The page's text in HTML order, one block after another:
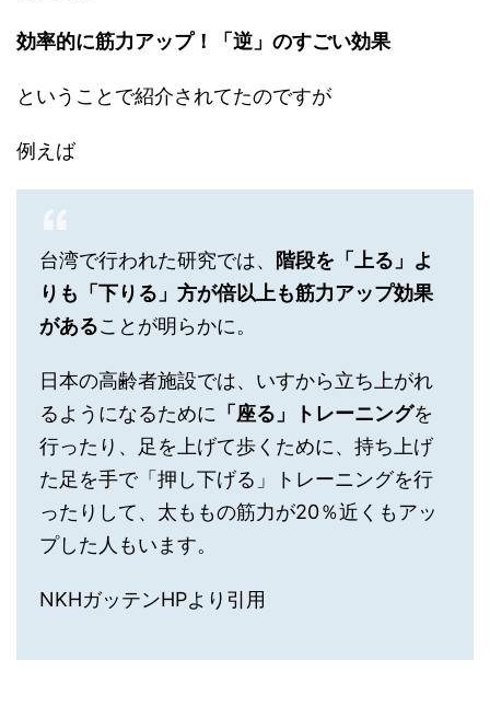
効率的に筋力アップ！「逆」のすごい効果
ということで紹介されてたのですが
例えば
台湾で行われた研究では、 階段を「上る」よ
りも「下りる」方が倍以上も筋力アップ効果
があることが明らかに。
日本の高齢者施設では、いすから立ち上がれ
るようになるために 「座る」トレーニングを
行ったり、足を上げて歩くために、持ち上げ
た足を手で「押し下げる」トレーニングを行
ったりして、太ももの筋力が20％近くもアッ
プした人もいます。
NKHガッテンHPより引用